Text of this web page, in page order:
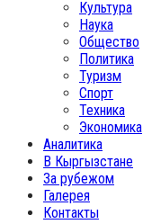
Культура
Наука
Общество
Политика
Туризм
Спорт
Техника
Экономика
Аналитика
В Кыргызстане
За рубежом
Галерея
Контакты